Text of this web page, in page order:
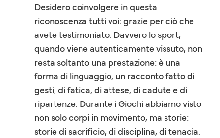
Desidero coinvolgere in questa
riconoscenza tutti voi: grazie per ciò che
avete testimoniato. Davvero lo sport,
quando viene autenticamente vissuto, non
resta soltanto una prestazione: è una
forma di linguaggio, un racconto fatto di
gesti, di fatica, di attese, di cadute e di
ripartenze. Durante i Giochi abbiamo visto
non solo corpi in movimento, ma storie:
storie di sacrificio, di disciplina, di tenacia.